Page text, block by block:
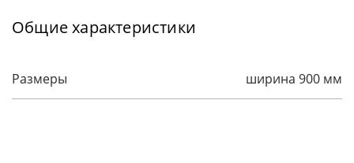
Общие характеристики
Размеры ширина 900 мм